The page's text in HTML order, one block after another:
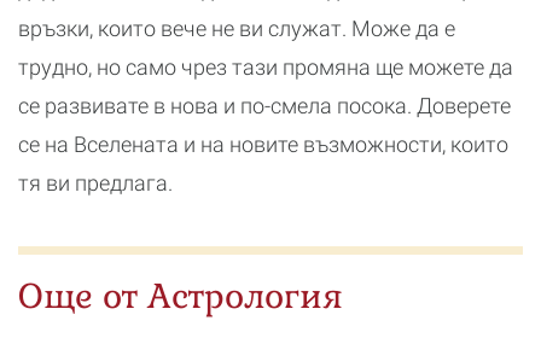
връзки, които вече не ви служат. Може да е
трудно, но само чрез тази промяна ще можете да
се развивате в нова и по-смела посока. Доверете
се на Вселената и на новите възможности, които
тя ви предлага.
Още от Астрология